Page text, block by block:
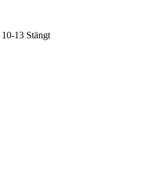
10-13 Stängt